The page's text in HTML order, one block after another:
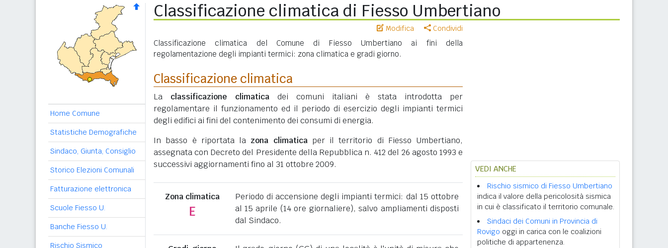
Home Comune
Statistiche Demografiche
Sindaco, Giunta, Consiglio
Storico Elezioni Comunali
Fatturazione elettronica
Scuole Fiesso U.
Banche Fiesso U.
Rischio Sismico
Classificazione climatica di Fiesso Umbertiano
Modifica Condividi
Classificazione climatica del Comune di Fiesso Umbertiano ai fini della
regolamentazione degli impianti termici: zona climatica e gradi giorno.
Classificazione climatica
La classificazione climatica dei comuni italiani è stata introdotta per
regolamentare il funzionamento ed il periodo di esercizio degli impianti termici
degli edifici ai fini del contenimento dei consumi di energia.
In basso è riportata la zona climaticaper il territorio di Fiesso Umbertiano,
assegnata con Decreto del Presidente della Repubblica n. 412 del 26 agosto 1993 e
successivi aggiornamenti fino al 31 ottobre 2009.
Zona climatica
E
Periodo di accensione degli impianti termici: dal 15 ottobre
al 15 aprile (14 ore giornaliere), salvo ampliamenti disposti
dal Sindaco.
VEDI ANCHE
Rischio sismico di Fiesso Umbertiano
indica il valore della pericolosità sismica
in cui è classificato il territorio comunale.
Sindaci dei Comuni in Provincia di
Rovigo oggi in carica con le coalizioni
politiche di appartenenza.